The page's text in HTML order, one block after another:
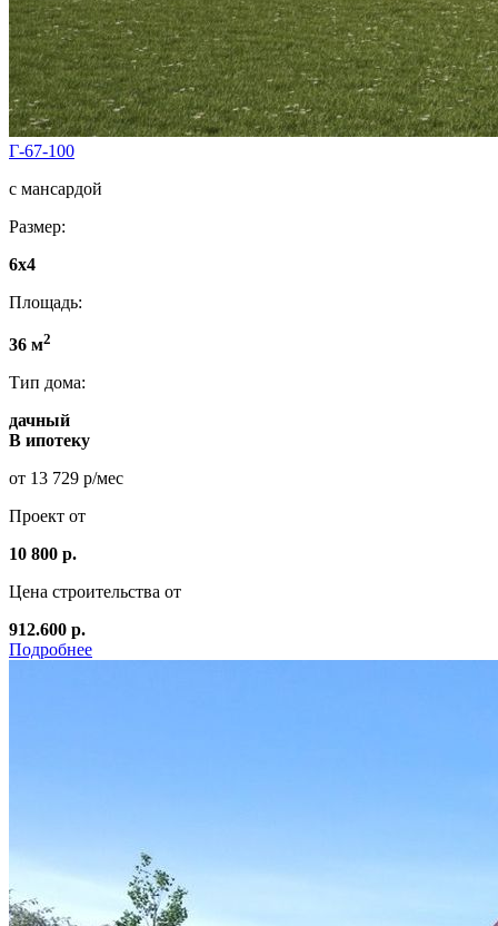
Г-67-100
с мансардой
Размер:
6x4
Площадь:
36 м2
Тип дома:
дачный
В ипотеку
от 13 729 р/мес
Проект от
10 800 р.
Цена строительства от
912.600 р.
Подробнее